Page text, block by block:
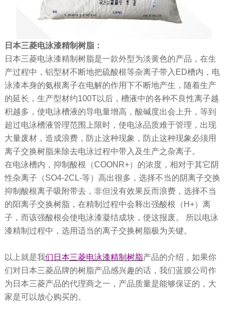
日本三菱电泳漆精制树脂：
日本三菱电泳漆精制树脂是一款外型为淡黄色的产品，在生
产过程中，铝型材不断地把硫酸根等杂离子带入ED槽内，电
泳漆本身的氨根离子在电解的作用下不断地产生，随着生产
的延长，生产型材约100T以后，槽液中的各种不良性离子越
积越多，使电泳槽液的导电量增高，酸碱度出会上升，等到
超过电泳槽液管理范围上限时，使电泳品质难于管理，出现
大量废材，造成浪费，防止这种现象，防止这种现象必须用
离子交换树脂来除去电泳过程中带入及生产之杂离子。
在电泳槽内，抑制酸根（COONR+）的浓度，相对于其它阴
性杂离子（SO4-2CL-等）高出很多，选择不当的阴离子交换
抑制酸根离子吸附带去，非但没有效果反而浪费，选择不当
的阳离子交换树脂，在精制过程中会释出强酸根（H+）离
子，而该强酸根会使电泳漆凝结成块，使这报废。 所以电泳
漆精制过程中，选用适当的离子交换树脂极为关键。
以上就是我们日本三菱电泳漆精制树脂产品的介绍，如果你
们对日本三菱品牌的树脂产品感兴趣的话，我们蓝膜公司作
为日本三菱产品的代理商之一，产品质量是能够保证的，大
家是可以放心购买的。